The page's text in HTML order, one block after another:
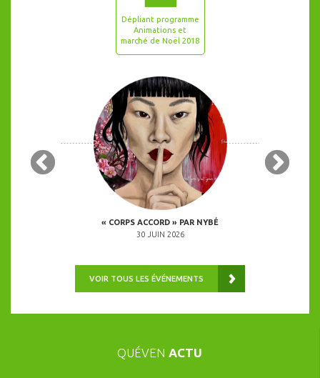
Dépliant programme
Animations et
marché de Noël 2018
« CORPS ACCORD » PAR NYBÉ
30 JUIN 2026
VOIR TOUS LES ÉVÉNEMENTS
QUÉVEN ACTU